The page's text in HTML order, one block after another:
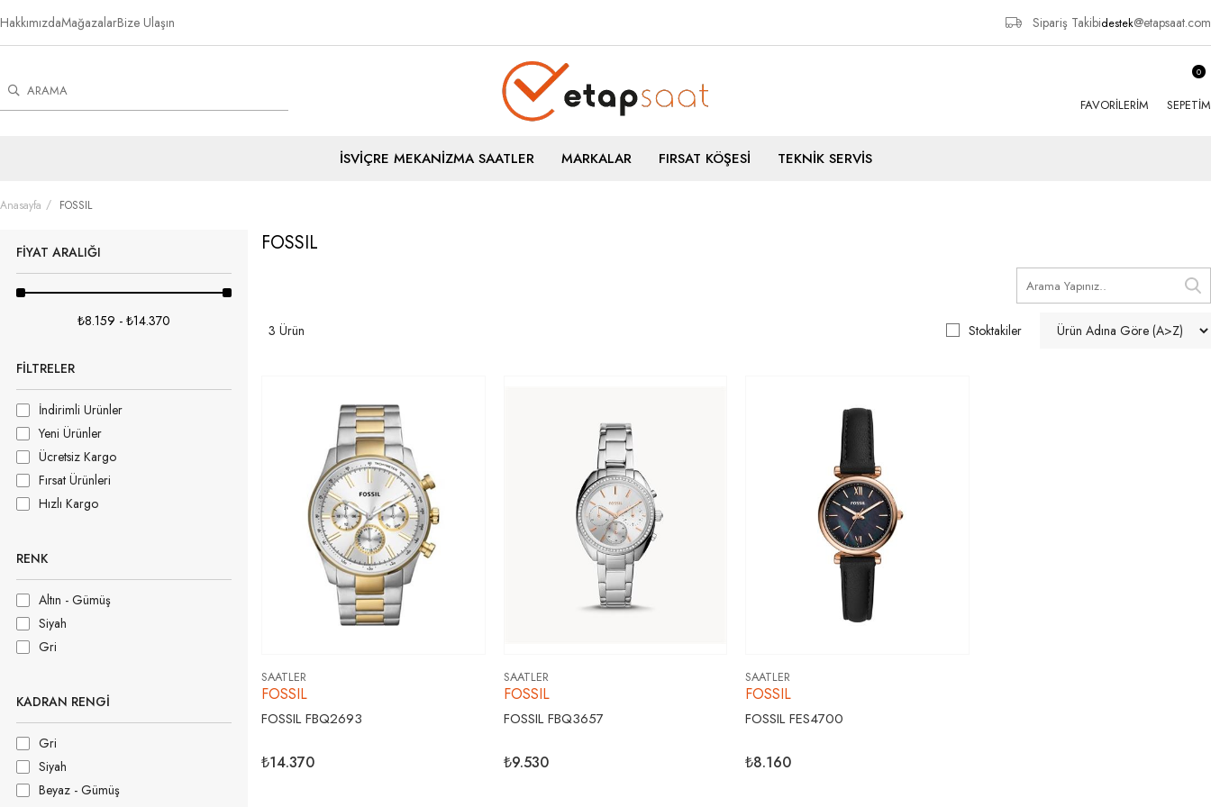
HakkımızdaMağazalarBize Ulaşın Sipariş Takibidestek@etapsaat.com
SEPETIM
0
FAVORILERIM
İSVİÇRE MEKANİZMA SAATLER MARKALAR FIRSAT KÖŞESİ TEKNİK SERVİS
Anasayfa FOSSIL
FIYAT ARALIĞI
₺8.159 - ₺14.370
FILTRELER
İndirimli Ürünler
Yeni Ürünler
Ücretsiz Kargo
Fırsat Ürünleri
Hızlı Kargo
RENK
Altın - Gümüş
Siyah
Gri
KADRAN RENGI
Gri
Siyah
Beyaz - Gümüş
FOSSIL
Stoktakiler
3 Ürün
SAATLER
FOSSIL
FOSSIL FBQ2693
₺14.370
SAATLER
FOSSIL
FOSSIL FBQ3657
₺9.530
SAATLER
FOSSIL
FOSSIL FES4700
₺8.160